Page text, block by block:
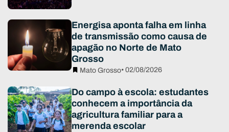
Energisa aponta falha em linha
de transmissão como causa de
apagão no Norte de Mato
Grosso
Mato Grosso• 02/08/2026
Do campo à escola: estudantes
conhecem a importância da
agricultura familiar para a
merenda escolar